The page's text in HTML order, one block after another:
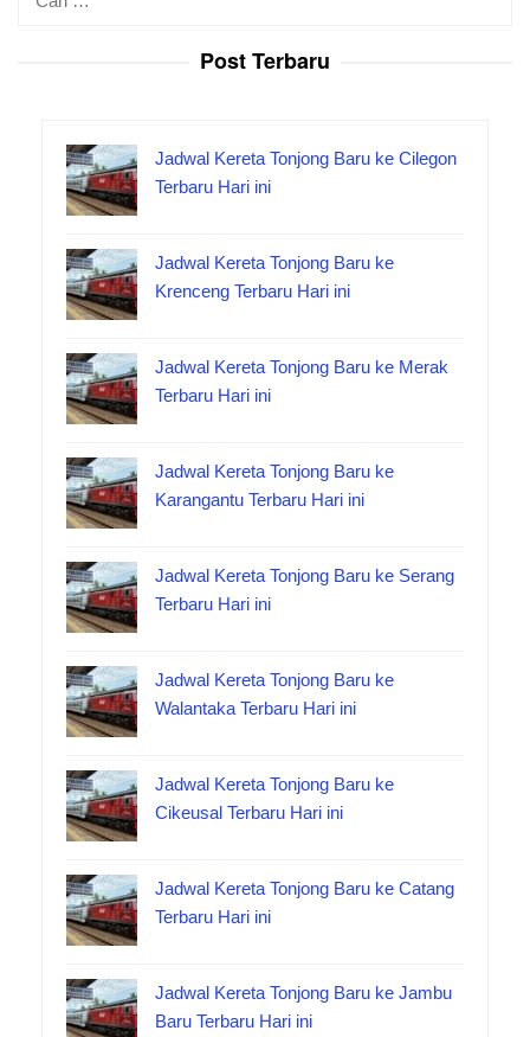
Post Terbaru
Jadwal Kereta Tonjong Baru ke Cilegon
Terbaru Hari ini
Jadwal Kereta Tonjong Baru ke
Krenceng Terbaru Hari ini
Jadwal Kereta Tonjong Baru ke Merak
Terbaru Hari ini
Jadwal Kereta Tonjong Baru ke
Karangantu Terbaru Hari ini
Jadwal Kereta Tonjong Baru ke Serang
Terbaru Hari ini
Jadwal Kereta Tonjong Baru ke
Walantaka Terbaru Hari ini
Jadwal Kereta Tonjong Baru ke
Cikeusal Terbaru Hari ini
Jadwal Kereta Tonjong Baru ke Catang
Terbaru Hari ini
Jadwal Kereta Tonjong Baru ke Jambu
Baru Terbaru Hari ini